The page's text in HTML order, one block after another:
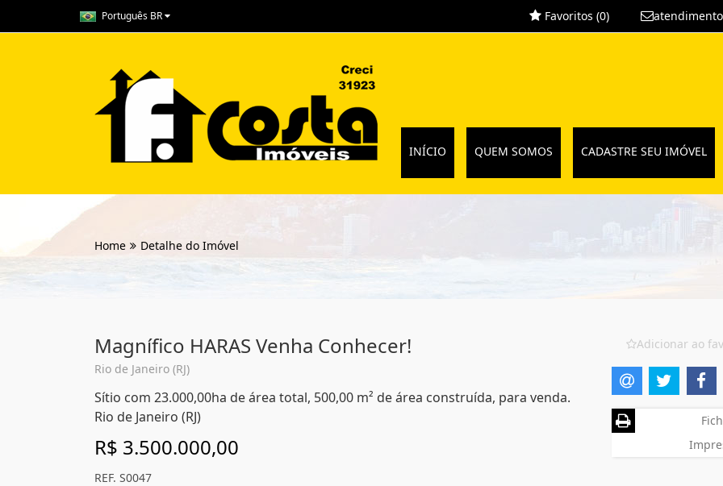
Português BR Favoritos (0)
INÍCIO QUEM SOMOS CADASTRE SEU IMÓVEL
Home Detalhe do Imóvel
Magnífico HARAS Venha Conhecer!
Rio de Janeiro (RJ)
Sítio com 23.000,00ha de área total, 500,00 m² de área construída, para venda.
Rio de Janeiro (RJ)
R$ 3.500.000,00
REF. S0047
Adicionar ao